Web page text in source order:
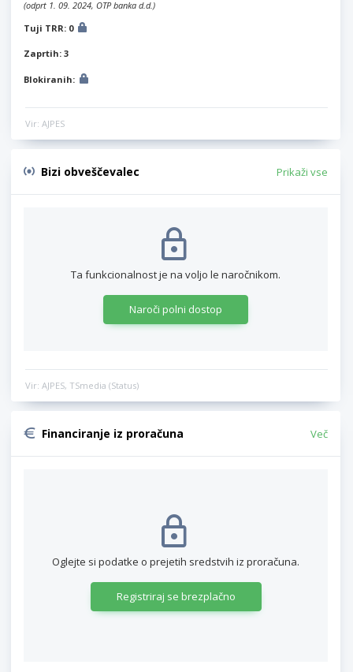
(odprt 1. 09. 2024, OTP banka d.d.)
Tuji TRR: 0
Zaprtih: 3
Blokiranih:
Vir: AJPES
Bizi obveščevalec Prikaži vse
Ta funkcionalnost je na voljo le naročnikom.
Naroči polni dostop
Vir: AJPES, TSmedia (Status)
Financiranje iz proračuna Več
Oglejte si podatke o prejetih sredstvih iz proračuna.
Registriraj se brezplačno